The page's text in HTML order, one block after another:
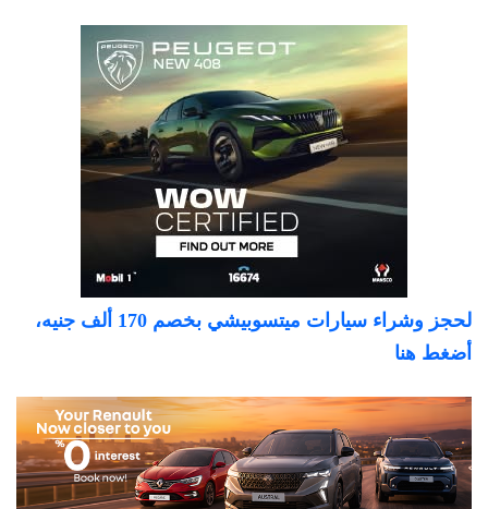
لحجز وشراء سيارات ميتسوبيشي بخصم 170 ألف جنيه،
أضغط هنا